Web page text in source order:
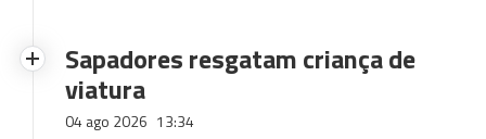
Sapadores resgatam criança de
viatura
04 ago 2026 13:34